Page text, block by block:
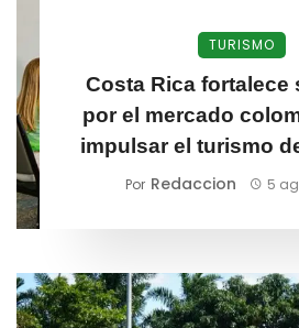
TURISMO
Costa Rica fortalece
por el mercado
impulsar el turismo
Por Redaccion 5